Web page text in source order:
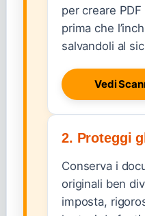
per creare
prima che
salvandoli al
Vedi
2. Proteggi
Conserva i
originali ben
imposta,